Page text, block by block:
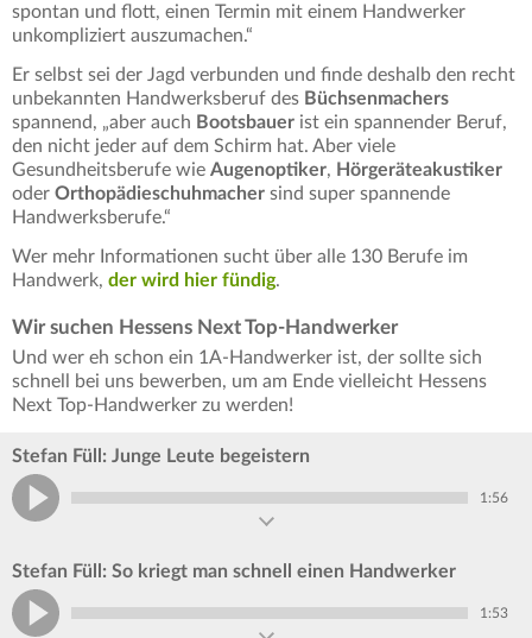
spontan und flott, einen Termin mit einem Handwerker
unkompliziert auszumachen.“
Er selbst sei der Jagd verbunden und finde deshalb den recht
unbekannten Handwerksberuf des Büchsenmachers
spannend, „aber auch Bootsbauer ist ein spannender Beruf,
den nicht jeder auf dem Schirm hat. Aber viele
Gesundheitsberufe wie Augenoptiker, Hörgeräteakustiker
oder Orthopädieschuhmacher sind super spannende
Handwerksberufe.“
Wer mehr Informationen sucht über alle 130 Berufe im
Handwerk, der wird hier fündig.
Wir suchen Hessens Next Top-Handwerker
Und wer eh schon ein 1A-Handwerker ist, der sollte sich
schnell bei uns bewerben, um am Ende vielleicht Hessens
Next Top-Handwerker zu werden!
Stefan Füll: Junge Leute begeistern
1:56
Stefan Füll: So kriegt man schnell einen Handwerker
1:53